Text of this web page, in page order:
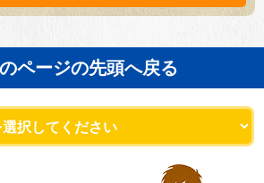
ページの先頭へ戻る